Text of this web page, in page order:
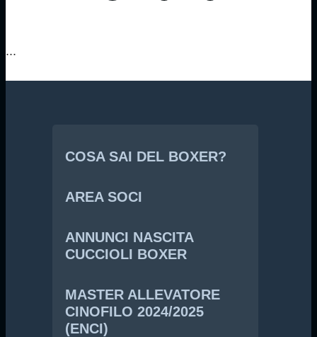
...
COSA SAI DEL BOXER?
AREA SOCI
ANNUNCI NASCITA
CUCCIOLI BOXER
MASTER ALLEVATORE
CINOFILO 2024/2025
(ENCI)